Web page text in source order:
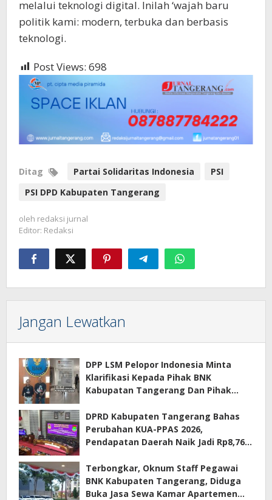
melalui teknologi digital. Inilah ‘wajah baru
politik kami: modern, terbuka dan berbasis
teknologi.
Post Views: 698
Ditag Partai Solidaritas Indonesia
PSI
PSI DPD Kabupaten Tangerang
oleh redaksi jurnal
Editor: Redaksi
Jangan Lewatkan
DPP LSM Pelopor Indonesia Minta
Klarifikasi Kepada Pihak BNK
Kabupatan Tangerang Dan Pihak
Terkait Sewa Kamar Per Jam
DPRD Kabupaten Tangerang Bahas
Perubahan KUA-PPAS 2026,
Pendapatan Daerah Naik Jadi Rp8,76
Terbongkar, Oknum Staff Pegawai
BNK Kabupaten Tangerang, Diduga
Buka Jasa Sewa Kamar Apartemen